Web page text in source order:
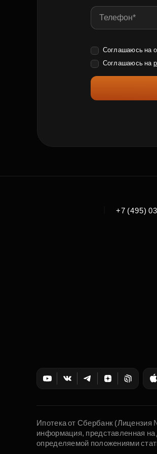
Соглашаюсь на
Соглашаюсь на
+7 (495)
Ипотека от Сбербанк
информация, представленная
определяемой положениями